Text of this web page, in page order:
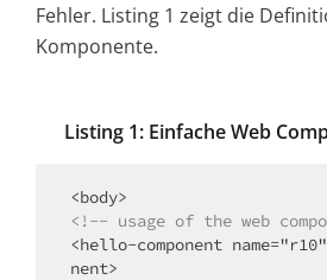
Fehler. Listing 1 zeigt die
Komponente.
Listing 1: Einfache Web
<!-- usage of the web
<hello-component
nent>